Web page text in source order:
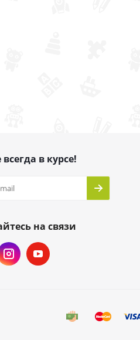
всегда в курсе!
на связи